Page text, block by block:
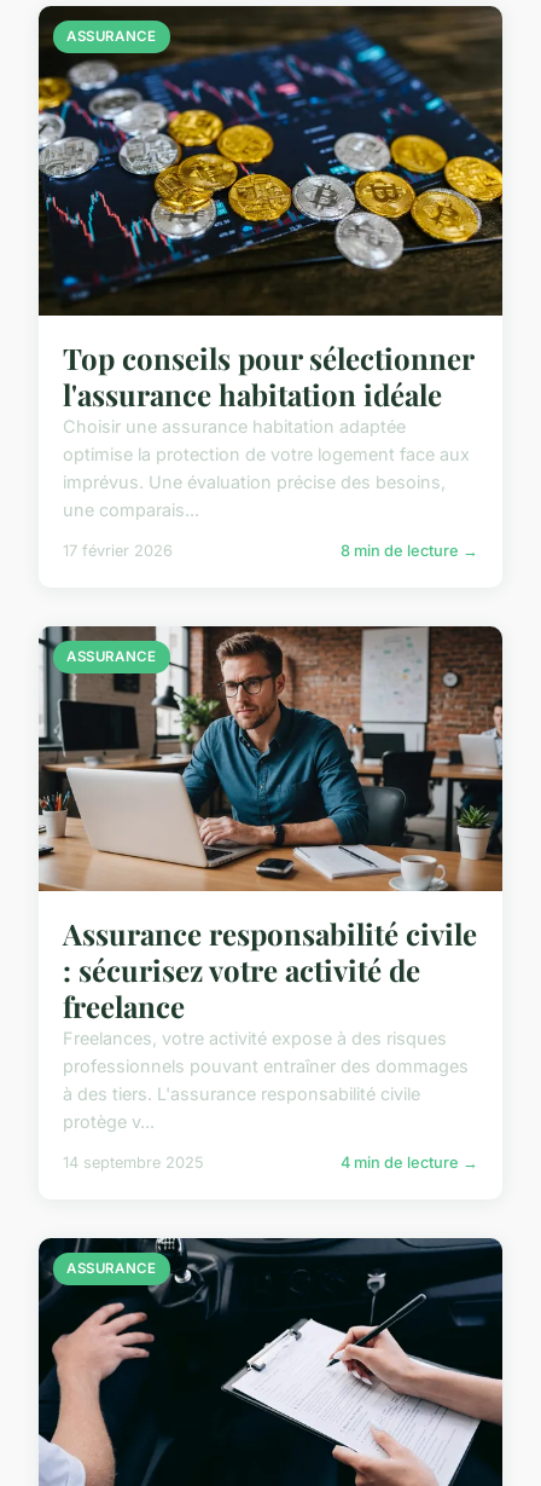
ASSURANCE
Top conseils pour sélectionner
l'assurance habitation idéale
Choisir une assurance habitation adaptée
optimise la protection de votre logement face aux
imprévus. Une évaluation précise des besoins,
une comparais...
17 février 2026 8 min de lecture →
ASSURANCE
Assurance responsabilité civile
: sécurisez votre activité de
freelance
Freelances, votre activité expose à des risques
professionnels pouvant entraîner des dommages
à des tiers. L'assurance responsabilité civile
protège v...
14 septembre 2025 4 min de lecture →
ASSURANCE